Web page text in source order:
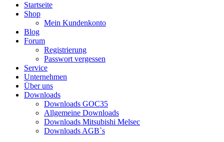
Startseite
Shop
Mein Kundenkonto
Blog
Forum
Registrierung
Passwort vergessen
Service
Unternehmen
Über uns
Downloads
Downloads GOC35
Allgemeine Downloads
Downloads Mitsubishi Melsec
Downloads AGB`s